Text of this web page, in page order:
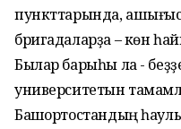
пункттарында,
бригадаларҙа – көн
Былар барыһы ла -
университетын
Башҡортостандың